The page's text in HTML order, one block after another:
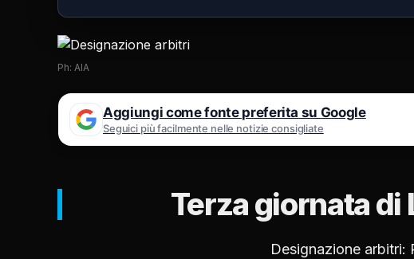
Ph: AIA
Aggiungi come fonte preferita su Google
Seguici più facilmente nelle notizie consigliate
Terza giornata di
Designazione arbitri: